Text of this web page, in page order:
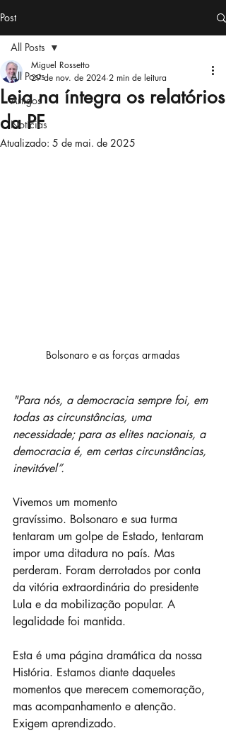
Post
All Posts
Artigos
Notícias
All Posts
Leia na íntegra os relatórios
da PF
Miguel Rossetto
29 de nov. de 2024 2 min de leitura
Atualizado: 5 de mai. de 2025
Bolsonaro e as forças armadas
"Para nós, a democracia sempre foi, em
todas as circunstâncias, uma
necessidade; para as elites nacionais, a
democracia é, em certas circunstâncias,
inevitável”.
Vivemos um momento
gravíssimo. Bolsonaro e sua turma
tentaram um golpe de Estado, tentaram
impor uma ditadura no país. Mas
perderam. Foram derrotados por conta
da vitória extraordinária do presidente
Lula e da mobilização popular. A
legalidade foi mantida.
Esta é uma página dramática da nossa
História. Estamos diante daqueles
momentos que merecem comemoração,
mas acompanhamento e atenção.
Exigem aprendizado.